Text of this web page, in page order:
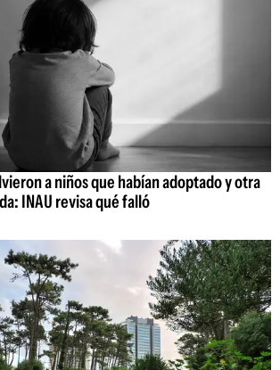
a niños que habían adoptado y otra
INAU revisa qué falló